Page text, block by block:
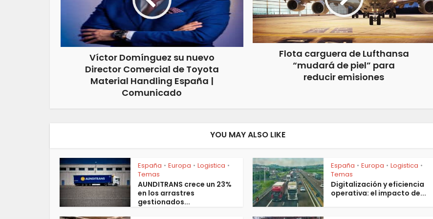
Víctor Domínguez su nuevo
Director Comercial de Toyota
Material Handling España |
Comunicado
Flota carguera de Lufthansa
“mudará de piel” para
reducir emisiones
YOU MAY ALSO LIKE
España • Europa • Logistica •
Temas
AUNDITRANS crece un 23%
en los arrastres
gestionados...
España • Europa • Logistica •
Temas
Digitalización y eficiencia
operativa: el impacto de...